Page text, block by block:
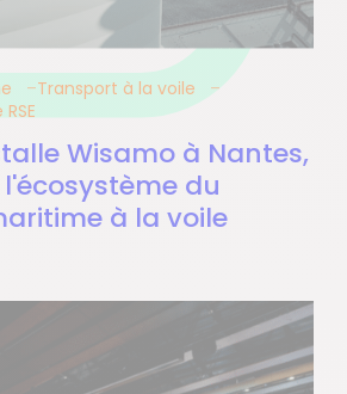
Transport à la voile
Wisamo à Nantes,
du
à la voile